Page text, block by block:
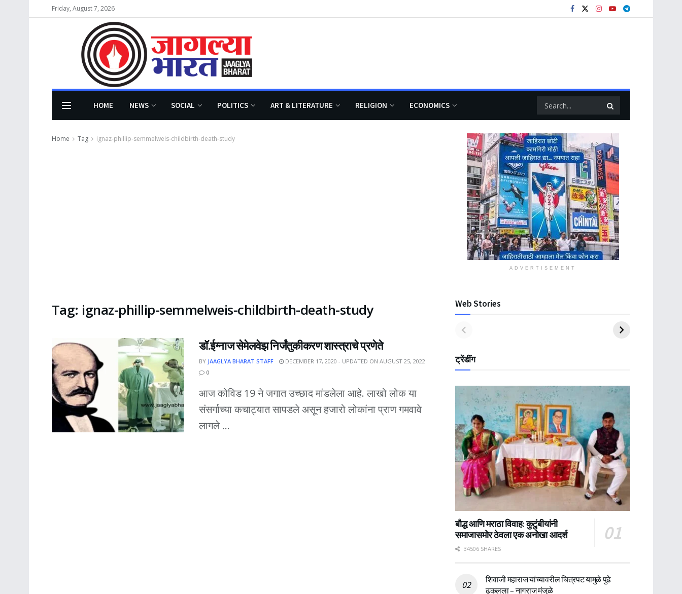
Friday, August 7, 2026
HOME NEWS SOCIAL POLITICS ART & LITERATURE RELIGION ECONOMICS
Home Tag ignaz-phillip-semmelweis-childbirth-death-study
Tag: ignaz-phillip-semmelweis-childbirth-death-study
डॉ.ईग्नाज सेमेलवेझ निर्जंतुकीकरण शास्त्राचे प्रणेते
BY JAAGLYA BHARAT STAFF
DECEMBER 17, 2020 - UPDATED ON AUGUST 25, 2022
0
आज कोविड 19 ने जगात उच्छाद मांडलेला आहे. लाखो लोक या
संसर्गाच्या कचाट्यात सापडले असून हजारो लोकांना प्राण गमवावे
लागले ...
ADVERTISEMENT
Web Stories
ट्रेंडींग
बौद्ध आणि मराठा विवाह: कुटुंबीयांनी
समाजासमोर ठेवला एक अनोखा आदर्श
34506 SHARES
शिवाजी महाराज यांच्यावरील चित्रपट यामुळे पुढे
ढकलला – नागराज मंजुळे